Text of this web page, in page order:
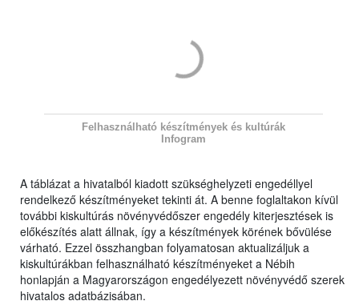
Felhasználható készítmények és kultúrák
Infogram
A táblázat a hivatalból kiadott szükséghelyzeti engedéllyel
rendelkező készítményeket tekinti át. A benne foglaltakon kívül
további kiskultúrás növényvédőszer engedély kiterjesztések is
előkészítés alatt állnak, így a készítmények körének bővülése
várható. Ezzel összhangban folyamatosan aktualizáljuk a
kiskultúrákban felhasználható készítményeket a Nébih
honlapján a Magyarországon engedélyezett növényvédő szerek
hivatalos adatbázisában.